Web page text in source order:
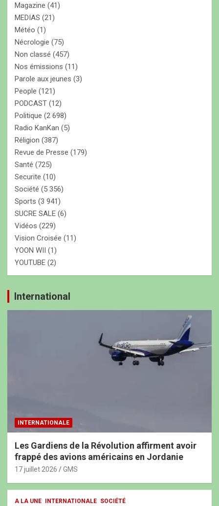
Magazine (41)
MEDIAS (21)
Météo (1)
Nécrologie (75)
Non classé (457)
Nos émissions (11)
Parole aux jeunes (3)
People (121)
PODCAST (12)
Politique (2 698)
Radio KanKan (5)
Réligion (387)
Revue de Presse (179)
Santé (725)
Securite (10)
Société (5 356)
Sports (3 941)
SUCRE SALE (6)
Vidéos (229)
Vision Croisée (11)
YOON WII (1)
YOUTUBE (2)
International
INTERNATIONALE
Les Gardiens de la Révolution affirment avoir
frappé des avions américains en Jordanie
17 juillet 2026 GMS
A LA UNE INTERNATIONALE SOCIÉTÉ